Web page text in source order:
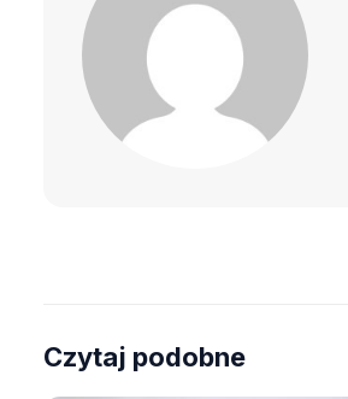
Czytaj podobne